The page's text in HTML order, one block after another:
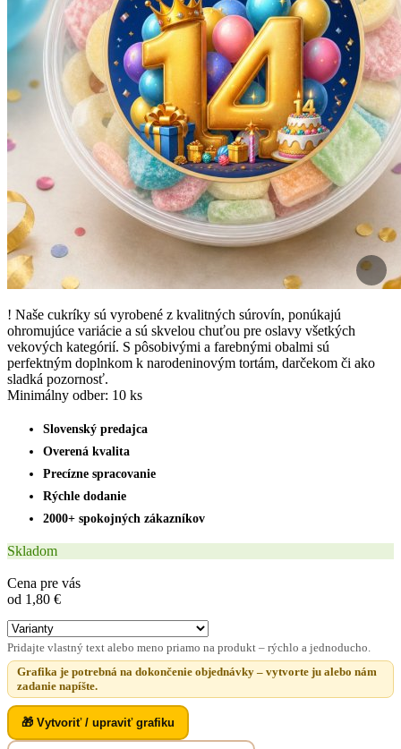
! Naše cukríky sú vyrobené z kvalitných súrovín, ponúkajú
ohromujúce variácie a sú skvelou chuťou pre oslavy všetkých
vekových kategórií. S pôsobivými a farebnými obalmi sú
perfektným doplnkom k narodeninovým tortám, darčekom či ako
sladká pozornosť.
Minimálny odber: 10 ks
Slovenský predajca
Overená kvalita
Precízne spracovanie
Rýchle dodanie
2000+ spokojných zákazníkov
Skladom
Cena pre vás
od 1,80 €
Pridajte vlastný text alebo meno priamo na produkt – rýchlo a jednoducho.
Grafika je potrebná na dokončenie objednávky – vytvorte ju alebo nám
zadanie napíšte.
🎁 Vytvoriť / upraviť grafiku